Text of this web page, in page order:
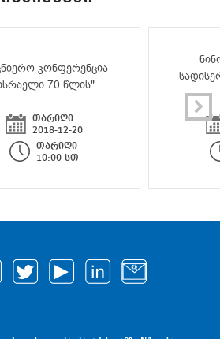
კონფერენცია -
70 წლის"
თარიღი
2018-12-20
თარიღი
10:00 სთ